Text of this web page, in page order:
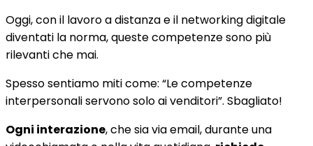
Oggi, con il lavoro a distanza e il networking digitale
diventati la norma, queste competenze sono più
rilevanti che mai.
Spesso sentiamo miti come: “Le competenze
interpersonali servono solo ai venditori”. Sbagliato!
Ogni interazione, che sia via email, durante una